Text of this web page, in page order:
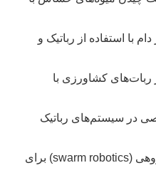
با استفاده از رباتیک و
کشاورزی با
در سیستم‌های رباتیک
توسعه ربات‌های کوچک و گروهی (swarm robotics) برای